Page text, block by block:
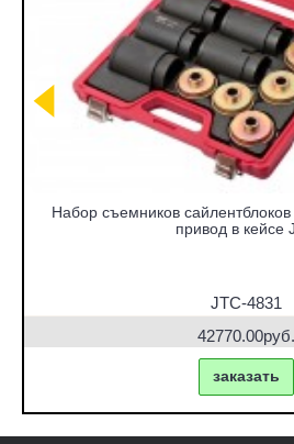
Набор съемников сайлентблоков
привод в кейсе
JTC-4831
42770.00руб.
заказать